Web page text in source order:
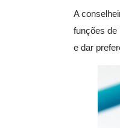
A
funções de
e dar